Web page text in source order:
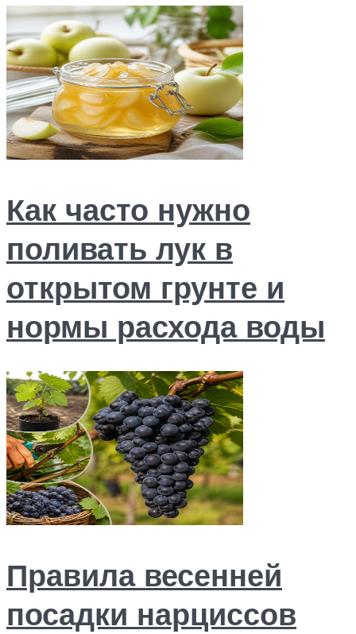
Как часто нужно
поливать лук в
открытом грунте и
нормы расхода воды
Правила весенней
посадки нарциссов